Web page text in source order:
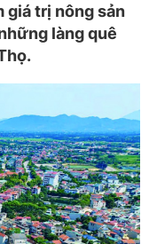
giá trị nông sản
làng quê